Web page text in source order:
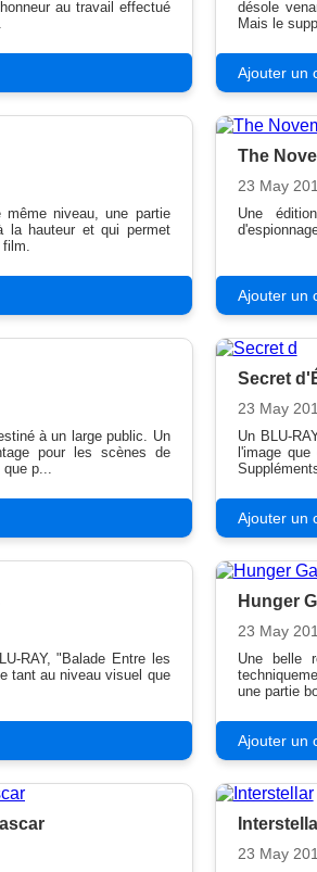
au travail effectué
désole
Mais le
Ajouter un
niveau, une partie
la hauteur et qui permet
film.
The
23 May
Une
Ajouter un
à un large public. Un
pour les scènes de
que p...
Secret
23 May
Un BLU-
l'image
Ajouter un
RAY, "Balade Entre les
tant au niveau visuel que
Hunger
23 May
Une belle
une partie
Ajouter un
23 May